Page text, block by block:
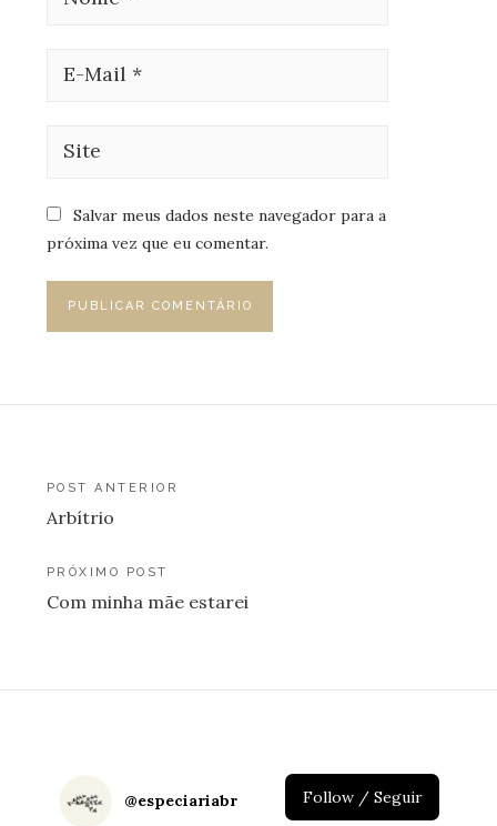
Salvar meus dados neste navegador para a
próxima vez que eu comentar.
Navegação
de
Post
POST ANTERIOR
Arbítrio
PRÓXIMO POST
Com minha mãe estarei
@especiariabr Follow / Seguir